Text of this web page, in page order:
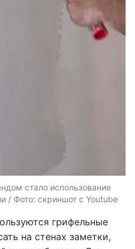
стало использование
/ Фото: скриншот с Youtube
грифельные
на стенах заметки,